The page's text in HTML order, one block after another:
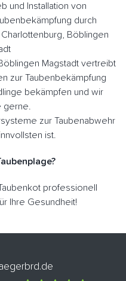
und Installation von
durch
Böblingen
Magstadt vertreibt
zur Taubenbekämpfung
bekämpfen und wir
gerne.
zur Taubenabwehr
ist.
professionell
Ihre Gesundheit!